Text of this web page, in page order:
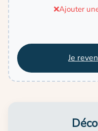
❌Ajouter
Je